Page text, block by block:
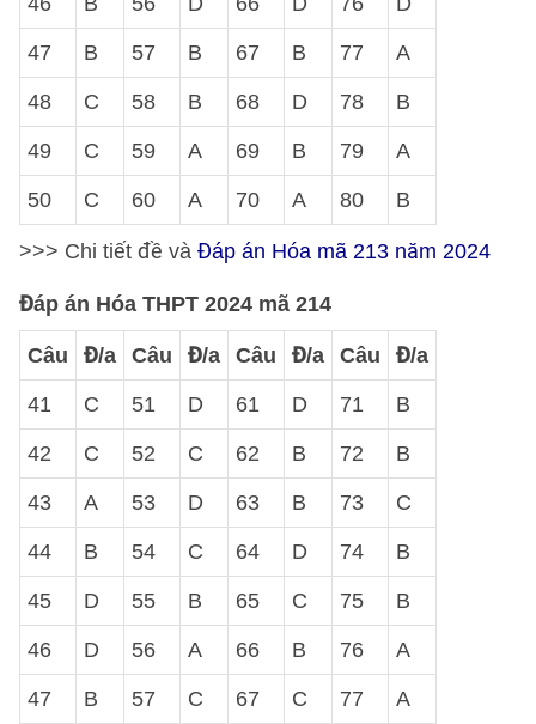
47 B 57 B 67 B 77 A
48 C 58 B 68 D 78 B
49 C 59 A 69 B 79 A
50 C 60 A 70 A 80 B
>>> Chi tiết đề và Đáp án Hóa mã 213 năm 2024
Đáp án Hóa THPT 2024 mã 214
Câu Đ/a Câu Đ/a Câu Đ/a Câu Đ/a
41 C 51 D 61 D 71 B
42 C 52 C 62 B 72 B
43 A 53 D 63 B 73 C
44 B 54 C 64 D 74 B
45 D 55 B 65 C 75 B
46 D 56 A 66 B 76 A
47 B 57 C 67 C 77 A